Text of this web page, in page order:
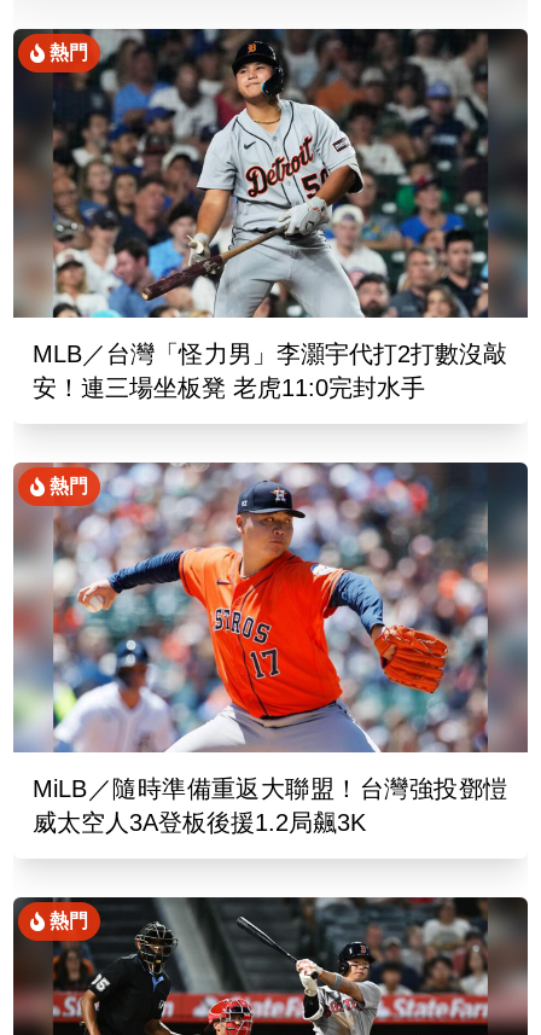
熱門
MLB／台灣「怪力男」李灝宇代打2打數沒敲
安！連三場坐板凳 老虎11:0完封水手
熱門
MiLB／隨時準備重返大聯盟！台灣強投鄧愷
威太空人3A登板後援1.2局飆3K
熱門